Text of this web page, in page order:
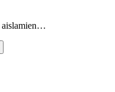
Importancia del aislamiento de la DAQ